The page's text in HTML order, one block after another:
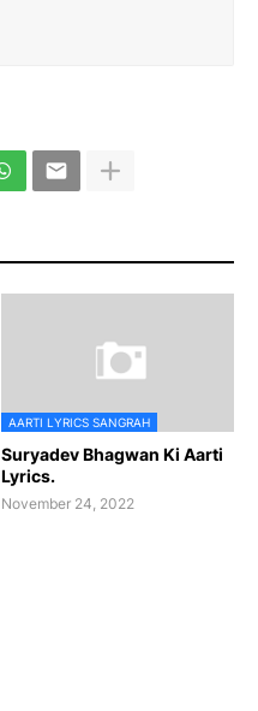
AARTI LYRICS SANGRAH
Suryadev Bhagwan Ki Aarti
Lyrics.
November 24, 2022